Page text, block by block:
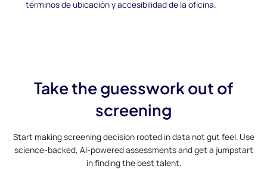
términos de ubicación y accesibilidad de la oficina.
Take the guesswork out of
screening
Start making screening decision rooted in data not gut feel. Use
science-backed, AI-powered assessments and get a jumpstart
in finding the best talent.